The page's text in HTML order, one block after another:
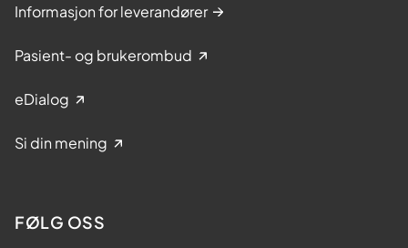
Informasjon for leverandører
Pasient- og brukerombud
eDialog
Si din mening
FØLG OSS